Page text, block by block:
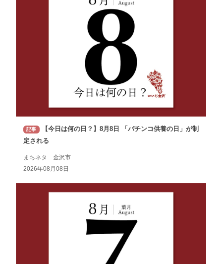
記事
【今日は何の日？】8月8日 「パチンコ供養の日」が制
定される
まちネタ 金沢市
2026年08月08日